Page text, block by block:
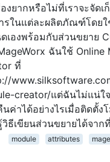
องยากหรือไม่ที่เราจะจัดเ
รในแต่ละผลิตภัณฑ์โดย
เองพร้อมกับส่วนขยาย
ฉันใช้ Online
ที่
creator/แต่ฉันไม่แน่ใ
นค่าได้อย่างไรเมื่อติดตั้ง
วิธีเขียนส่วนขยายได้จาก
module attributes